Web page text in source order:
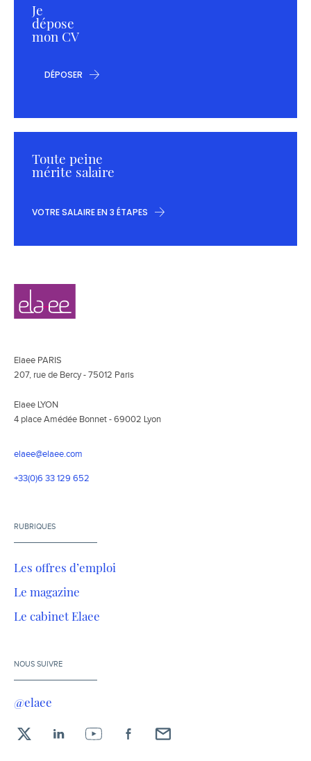
Je
dépose
mon CV
DÉPOSER
Toute peine
mérite salaire
VOTRE SALAIRE EN 3 ÉTAPES
Navigation
secondaire
Elaee
Elaee PARIS
207, rue de Bercy - 75012 Paris
Elaee LYON
4 place Amédée Bonnet - 69002 Lyon
elaee@elaee.com
+33(0)6 33 129 652
RUBRIQUES
Les offres d’emploi
Le magazine
Le cabinet Elaee
NOUS SUIVRE
@elaee